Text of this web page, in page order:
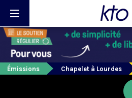
Émissions Chapelet à Lourdes